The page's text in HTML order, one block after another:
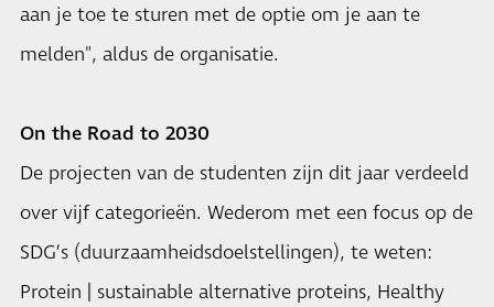
aan je toe te sturen met de optie om je aan te
melden", aldus de organisatie.
On the Road to 2030
De projecten van de studenten zijn dit jaar verdeeld
over vijf categorieën. Wederom met een focus op de
SDG’s (duurzaamheidsdoelstellingen), te weten:
Protein | sustainable alternative proteins, Healthy